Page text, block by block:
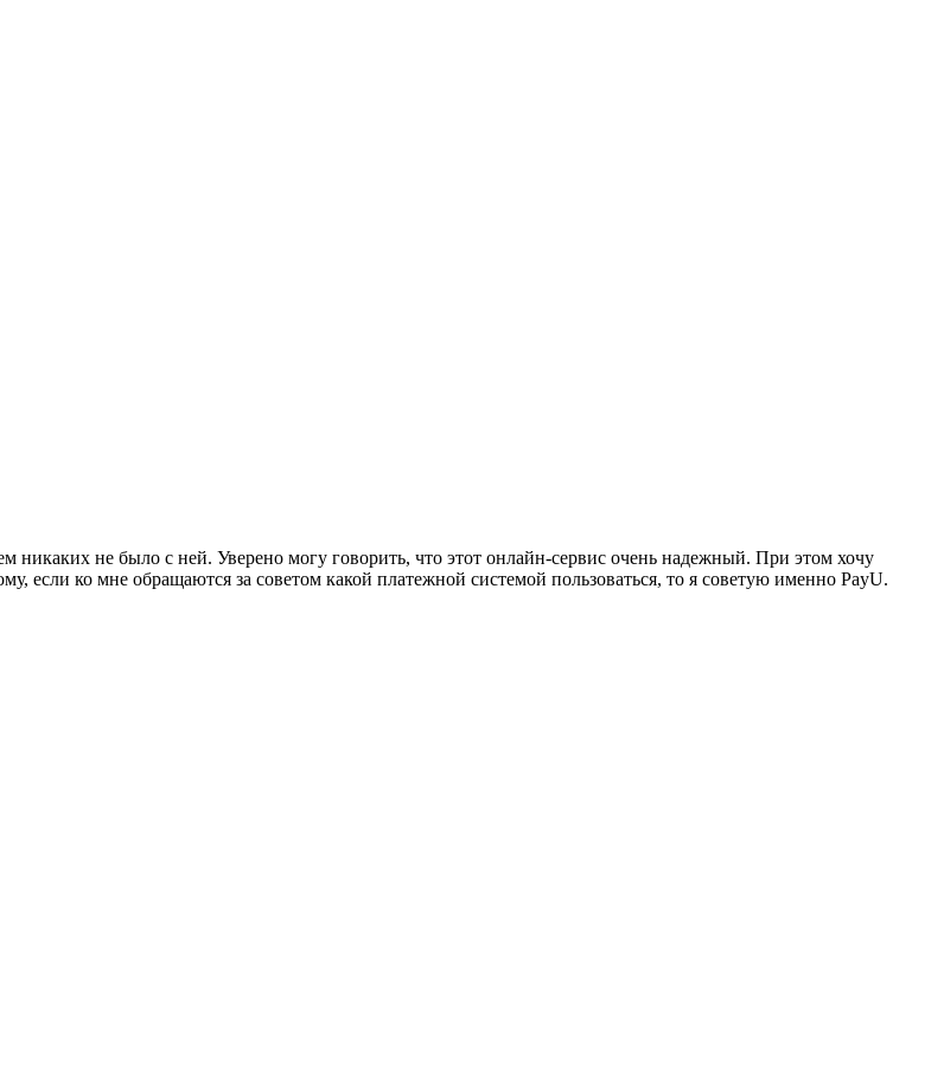
никаких не было с ней. Уверено могу говорить, что этот онлайн-сервис очень надежный. При этом хочу
если ко мне обращаются за советом какой платежной системой пользоваться, то я советую именно PayU.